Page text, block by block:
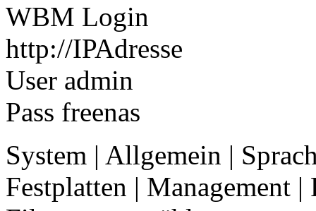
WBM Login
http://IPAdresse
User admin
Pass freenas
System | Allgemein |
Festplatten | Management